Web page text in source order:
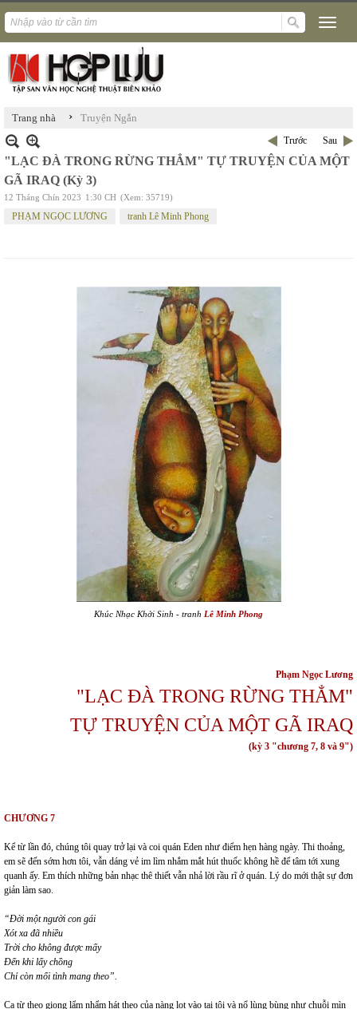
Trang nhà › Truyện Ngắn
Trước Sau
"LẠC ĐÀ TRONG RỪNG THẲM" TỰ TRUYỆN CỦA MỘT
GÃ IRAQ (Kỳ 3)
12 Tháng Chín 2023 1:30 CH (Xem: 35719)
PHẠM NGỌC LƯƠNG tranh Lê Minh Phong
Khúc Nhạc Khởi Sinh - tranh Lê Minh Phong
Phạm Ngọc Lương
"LẠC ĐÀ TRONG RỪNG THẲM"
TỰ TRUYỆN CỦA MỘT GÃ IRAQ
(kỳ 3 "chương 7, 8 và 9")
CHƯƠNG 7
Kể từ lần đó, chúng tôi quay trở lại và coi quán Eden như điểm hẹn hàng ngày. Thi thoảng,
em sẽ đến sớm hơn tôi, vẫn dáng vẻ im lìm nhắm mắt hút thuốc không hề để tâm tới xung
quanh ấy. Em thích những bản nhạc thê thiết vẫn nhả lời rầu rĩ ở quán. Lý do mới thật sự đơn
giản làm sao.
“Đời một người con gái
Xót xa đã nhiều
Trời cho không được mấy
Đến khi lấy chồng
Chỉ còn mối tình mang theo”.
Ca từ theo giọng lẩm nhẩm hát theo của nàng lọt vào tai tôi và nổ lùng bùng như chuỗi mìn